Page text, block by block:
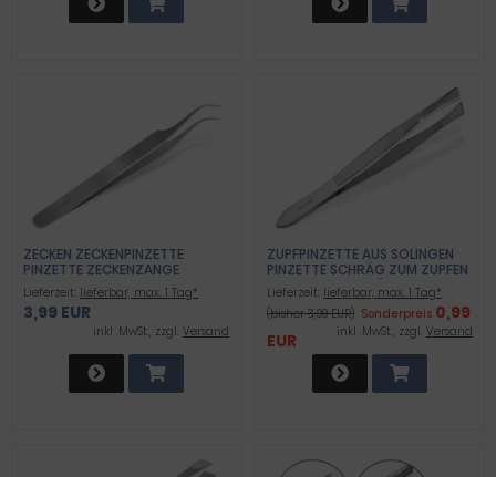
ZECKEN ZECKENPINZETTE
PINZETTE ZECKENZANGE
Lieferzeit: lieferbar, max. 1 Tag*
3,99 EUR
inkl .MwSt., zzgl. Versand
ZUPFPINZETTE AUS SOLINGEN
PINZETTE SCHRÄG ZUM ZUPFEN
VON KLEINSTEN HÄRCHEN 7,5
CM
Lieferzeit: lieferbar, max. 1 Tag*
(bisher 3,99 EUR) Sonderpreis 0,99
EUR
inkl .MwSt., zzgl. Versand